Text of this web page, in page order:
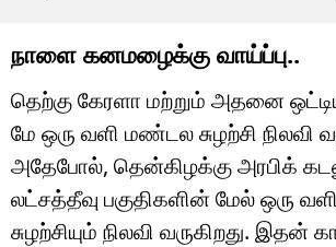
நாளை கனமழைக்கு வாய்ப்பு..
தெற்கு கேரளா மற்றும் அதனை
மே ஒரு வளி மண்டல சுழற்சி நிலவி
அதேபோல், தென்கிழக்கு அரபிக்
லட்சத்தீவு பகுதிகளின் மேல் ஒரு
சுழற்சியும் நிலவி வருகிறது. இதன்